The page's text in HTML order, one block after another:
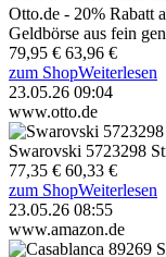
Otto.de - 20%
Geldbörse aus fein
79,95 € 63,96 €
zum ShopWeiterlesen
23.05.26 09:04
www.otto.de
Swarovski 5723298
77,35 € 60,33 €
zum ShopWeiterlesen
23.05.26 08:55
www.amazon.de